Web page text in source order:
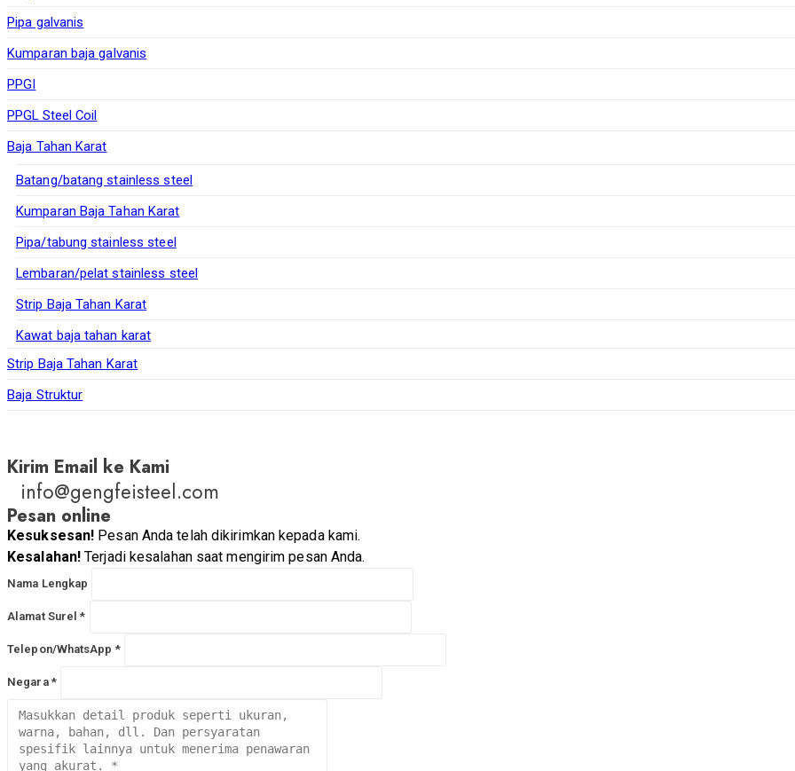
Pipa galvanis
Kumparan baja galvanis
PPGI
PPGL Steel Coil
Baja Tahan Karat
Batang/batang stainless steel
Kumparan Baja Tahan Karat
Pipa/tabung stainless steel
Lembaran/pelat stainless steel
Strip Baja Tahan Karat
Kawat baja tahan karat
Strip Baja Tahan Karat
Baja Struktur
Kirim Email ke Kami
info@gengfeisteel.com
Pesan online
Kesuksesan! Pesan Anda telah dikirimkan kepada kami.
Kesalahan! Terjadi kesalahan saat mengirim pesan Anda.
Nama Lengkap
Alamat Surel *
Telepon/WhatsApp *
Negara *